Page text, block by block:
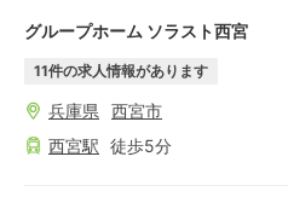
グループホーム ソラスト西宮
11件の求人情報があります
兵庫県
西宮市
西宮駅 徒歩5分